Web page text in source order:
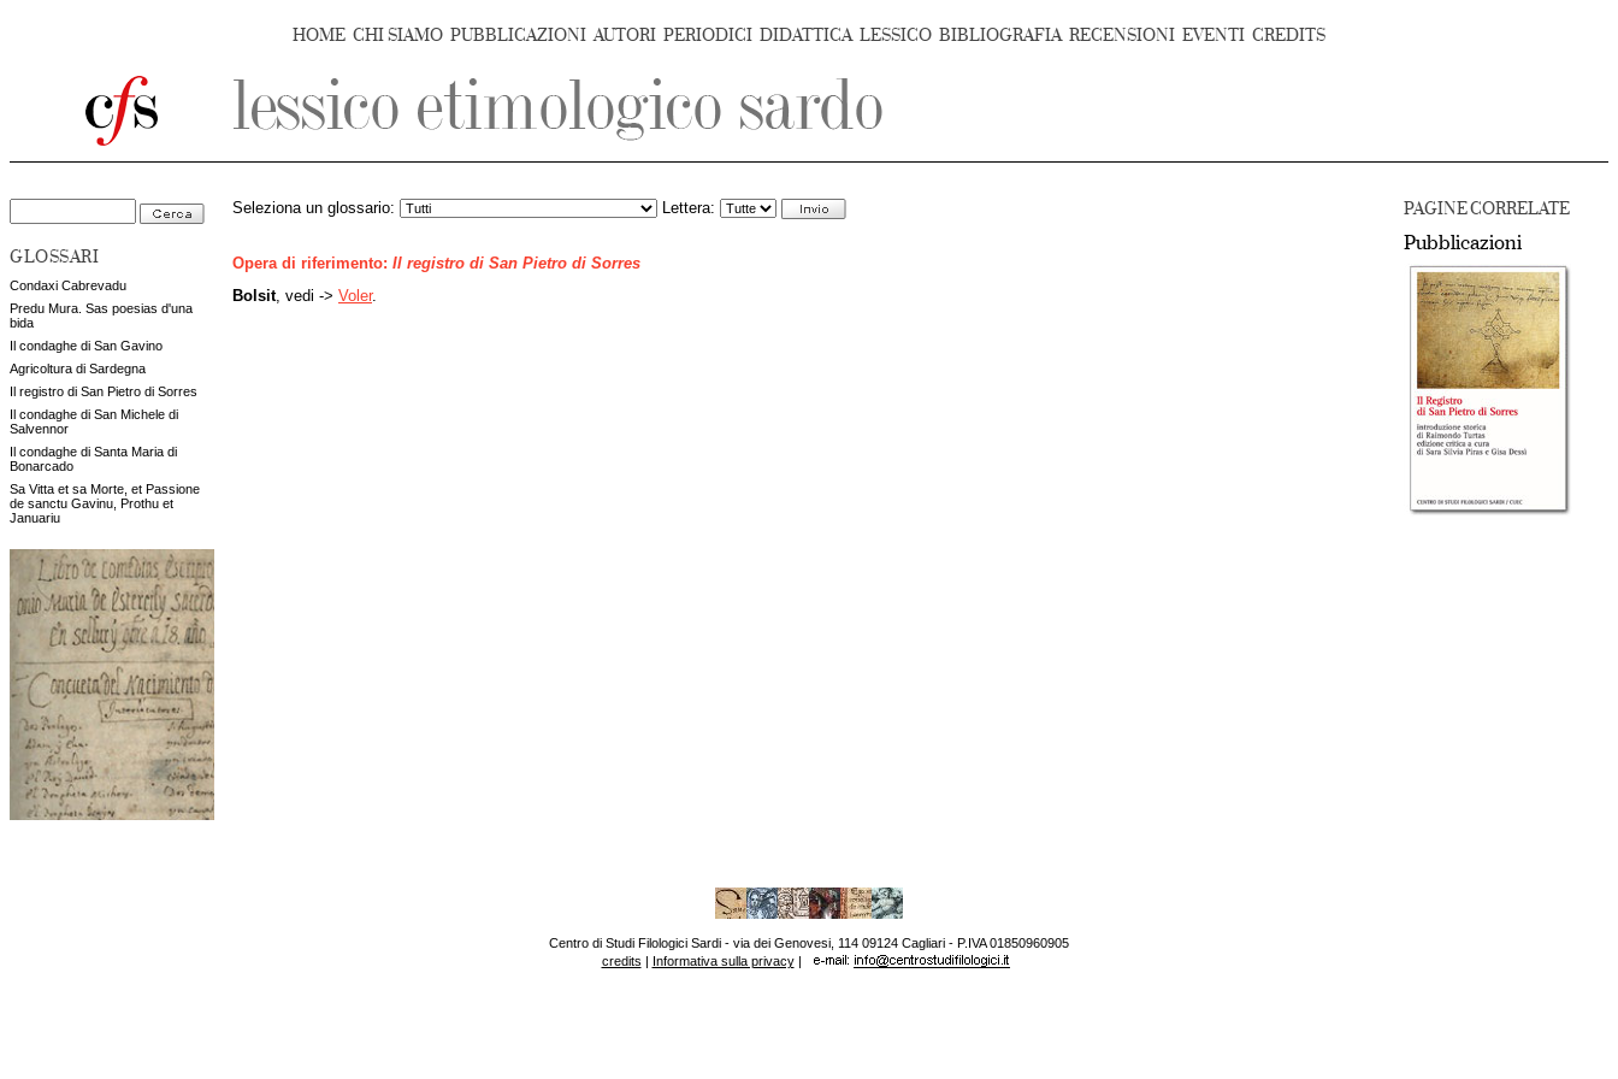
HOME CHI SIAMO PUBBLICAZIONI AUTORI PERIODICI DIDATTICA LESSICO BIBLIOGRAFIA RECENSIONI EVENTI CREDITS
GLOSSARI
Condaxi Cabrevadu
Predu Mura. Sas poesias d'una
bida
Il condaghe di San Gavino
Agricoltura di Sardegna
Il registro di San Pietro di Sorres
Il condaghe di San Michele di
Salvennor
Il condaghe di Santa Maria di
Bonarcado
Sa Vitta et sa Morte, et Passione
de sanctu Gavinu, Prothu et
Januariu
PAGINE CORRELATE
Pubblicazioni
Seleziona un glossario: Lettera:
Opera di riferimento: Il registro di San Pietro di Sorres
Bolsit, vedi -> Voler.
Centro di Studi Filologici Sardi - via dei Genovesi, 114 09124 Cagliari - P.IVA 01850960905
credits | Informativa sulla privacy|